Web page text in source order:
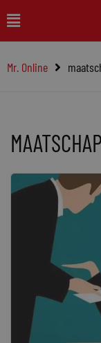
naar
inhoud
Main
Menu
Mr. Online
MAATSCHAP